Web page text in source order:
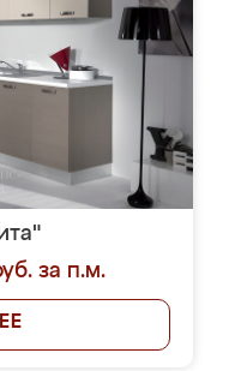
за п.м.